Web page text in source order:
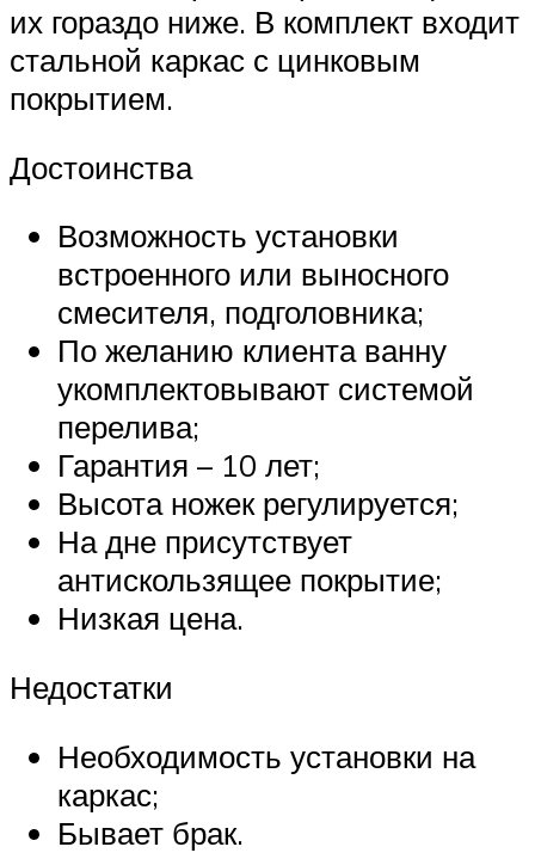
их гораздо ниже. В комплект входит
стальной каркас с цинковым
покрытием.
Достоинства
Возможность установки
встроенного или выносного
смесителя, подголовника;
По желанию клиента ванну
укомплектовывают системой
перелива;
Гарантия – 10 лет;
Высота ножек регулируется;
На дне присутствует
антискользящее покрытие;
Низкая цена.
Недостатки
Необходимость установки на
каркас;
Бывает брак.